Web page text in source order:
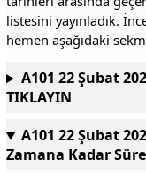
listesini yayınladık.
hemen aşağıdaki
A101 22 Şubat
TIKLAYIN
A101 22 Şubat
Zamana Kadar